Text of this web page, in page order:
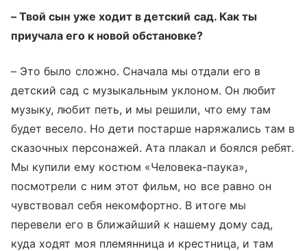
–Твой сын уже ходит в детский сад. Как ты
приучала его к новой обстановке?
– Это было сложно. Сначала мы отдали его в
детский сад с музыкальным уклоном. Он любит
музыку, любит петь, и мы решили, что ему там
будет весело. Но дети постарше наряжались там в
сказочных персонажей. Ата плакал и боялся ребят.
Мы купили ему костюм «Человека-паука»,
посмотрели с ним этот фильм, но все равно он
чувствовал себя некомфортно. В итоге мы
перевели его в ближайший к нашему дому сад,
куда ходят моя племянница и крестница, и там